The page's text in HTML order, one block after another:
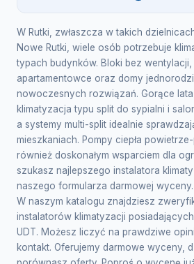
W Rutki, zwłaszcza w takich
Nowe Rutki, wiele osób potrzebuje
typach budynków. Bloki bez
apartamentowce oraz domy
nowoczesnych rozwiązań. Gorące
klimatyzacja typu split do sypialni i
a systemy multi-split idealnie
mieszkaniach. Pompy ciepła
również doskonałym wsparciem dla
szukasz najlepszego instalatora
naszego formularza darmowej wyceny.
W naszym katalogu znajdziesz
instalatorów klimatyzacji
UDT. Możesz liczyć na prawdziwe
kontakt. Oferujemy darmowe wyceny,